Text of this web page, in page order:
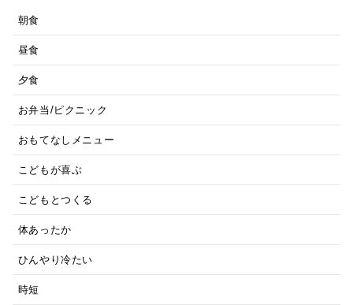
朝食
昼食
夕食
お弁当/ピクニック
おもてなしメニュー
こどもが喜ぶ
こどもとつくる
体あったか
ひんやり冷たい
時短